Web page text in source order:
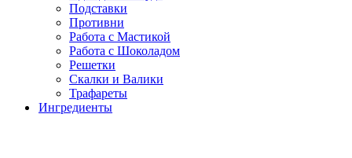
Подставки
Противни
Работа с Мастикой
Работа с Шоколадом
Решетки
Скалки и Валики
Трафареты
Ингредиенты